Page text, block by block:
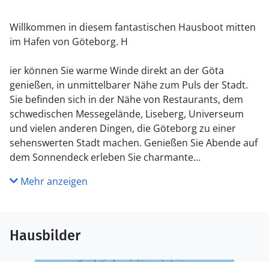
Willkommen in diesem fantastischen Hausboot mitten
im Hafen von Göteborg. H
ier können Sie warme Winde direkt an der Göta
genießen, in unmittelbarer Nähe zum Puls der Stadt.
Sie befinden sich in der Nähe von Restaurants, dem
schwedischen Messegelände, Liseberg, Universeum
und vielen anderen Dingen, die Göteborg zu einer
sehenswerten Stadt machen. Genießen Sie Abende auf
dem Sonnendeck erleben Sie charmante
Garten oder den Gartenverein. Die Göteborger Oper
hat auch ein solides Unterhaltungsangebot. In der
Göta können Sie auch die Ostindiefararen Götheborg
Mehr anzeigen
Hausbilder